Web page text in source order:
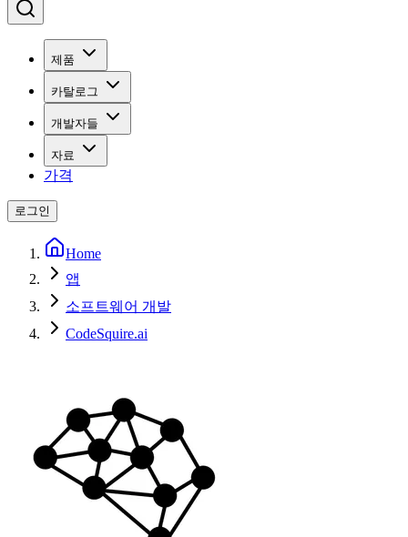
제품
카탈로그
개발자들
자료
가격
로그인
Home
앱
소프트웨어 개발
CodeSquire.ai